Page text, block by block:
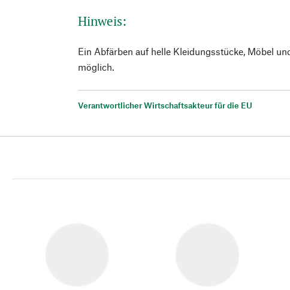
Hinweis:
Ein Abfärben auf helle Kleidungsstücke, Möbel
möglich.
Verantwortlicher Wirtschaftsakteur für die EU